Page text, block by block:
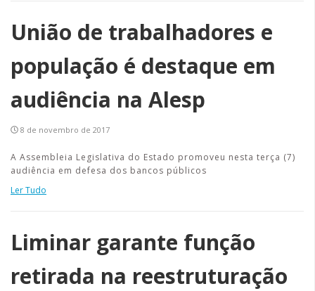
União de trabalhadores e
população é destaque em
audiência na Alesp
8 de novembro de 2017
A Assembleia Legislativa do Estado promoveu nesta terça (7)
audiência em defesa dos bancos públicos
Ler Tudo
Liminar garante função
retirada na reestruturação